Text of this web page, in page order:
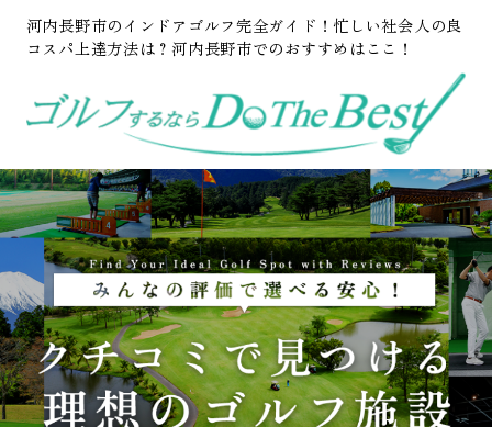
河内長野市のインドアゴルフ完全ガイド！忙しい社会人の良
コスパ上達方法は？河内長野市でのおすすめはここ！